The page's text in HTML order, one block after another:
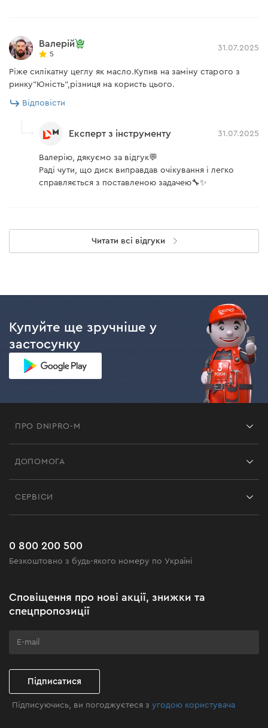
Валерій
5
31.07.2025
Ріже силікатну цеглу як масло.Купив на заміну старого з
ринку"Юність",різниця на користь цього.
Відповісти
Експерт з інструменту 31.07.2025
Валерію, дякуємо за відгук💬
Раді чути, що диск виправдав очікування і легко
справляється з поставленою задачею🔧✨
Читати всі відгуки
Купуйте ще зручніше у
застосунку
ПРО DNIPRO-M
Чорна п'ятниця
Клуб майстерності
ДОПОМОГА
Поширені запитання
СЕРВІСИ
0 800 200 500
Безкоштовно з будь-якого номеру по Україні
Сповіщення про нові акції, знижки та
спецпропозиції
Підписатися
Підписуючись, ви погоджуєтеся зугодою користувача